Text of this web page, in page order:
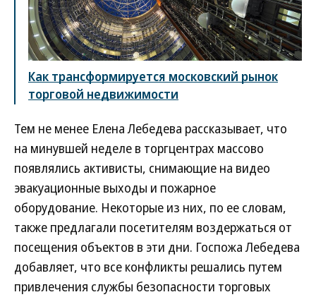
Как трансформируется московский рынок
торговой недвижимости
Тем не менее Елена Лебедева рассказывает, что
на минувшей неделе в торгцентрах массово
появлялись активисты, снимающие на видео
эвакуационные выходы и пожарное
оборудование. Некоторые из них, по ее словам,
также предлагали посетителям воздержаться от
посещения объектов в эти дни. Госпожа Лебедева
добавляет, что все конфликты решались путем
привлечения службы безопасности торговых